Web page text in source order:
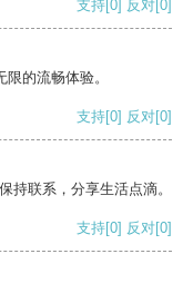
支持[0] 反对[0]
的流畅体验。
支持[0] 反对[0]
持联系，分享生活点滴。
支持[0] 反对[0]